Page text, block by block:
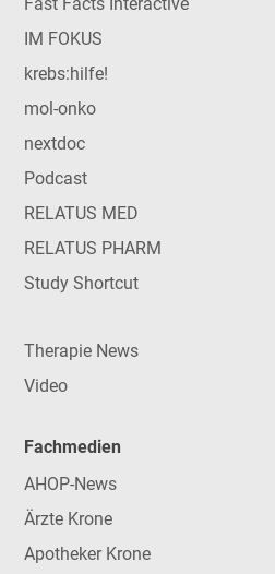
IM FOKUS
krebs:hilfe!
mol-onko
nextdoc
Podcast
RELATUS MED
RELATUS PHARM
Study Shortcut
Therapie News
Video
Fachmedien
AHOP-News
Ärzte Krone
Apotheker Krone